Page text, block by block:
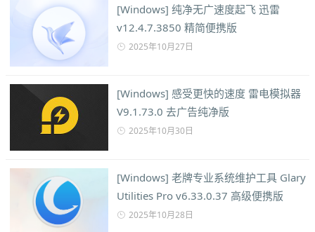
[Windows] 纯净无广速度起飞 迅雷
v12.4.7.3850 精简便携版
2025年10月27日
[Windows] 感受更快的速度 雷电模拟器
V9.1.73.0 去广告纯净版
2025年10月30日
[Windows] 老牌专业系统维护工具 Glary
Utilities Pro v6.33.0.37 高级便携版
2025年10月28日